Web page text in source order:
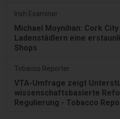
Irish Examiner
Michael Moynihan: Cork
Ladenstädlern eine
Shops
Tobacco Reporter
VTA-Umfrage zeigt
wissenschaftsbasierte
Regulierung - Tobacco